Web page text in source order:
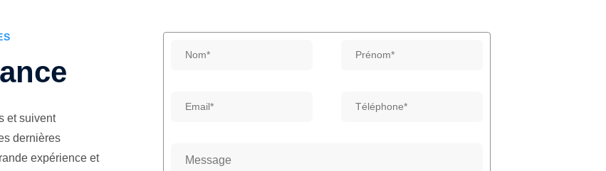
et suivent
dernières
expérience et